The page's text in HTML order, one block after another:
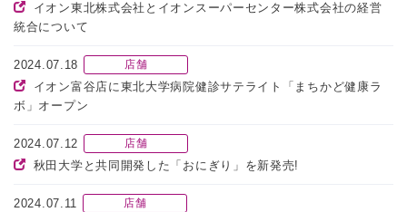
イオン東北株式会社とイオンスーパーセンター株式会社の経営
統合について
2024.07.18 店舗
イオン富谷店に東北大学病院健診サテライト「まちかど健康ラ
ボ」オープン
2024.07.12 店舗
秋田大学と共同開発した「おにぎり」を新発売!
2024.07.11 店舗